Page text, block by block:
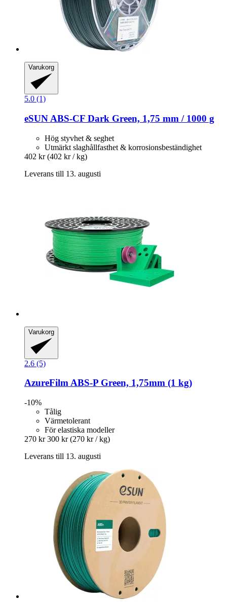
Varukorg
5.0 (1)
eSUN ABS-​CF Dark Green, 1,75 mm / 1000 g
Hög styvhet & seghet
Utmärkt slaghållfasthet & korrosionsbeständighet
402 kr (402 kr / kg)
Leverans till 13. augusti
Varukorg
2.6 (5)
AzureFilmABS-​P Green, 1,75mm (1 kg)
-10%
Tålig
Värmetolerant
För elastiska modeller
270 kr 300 kr (270 kr / kg)
Leverans till 13. augusti